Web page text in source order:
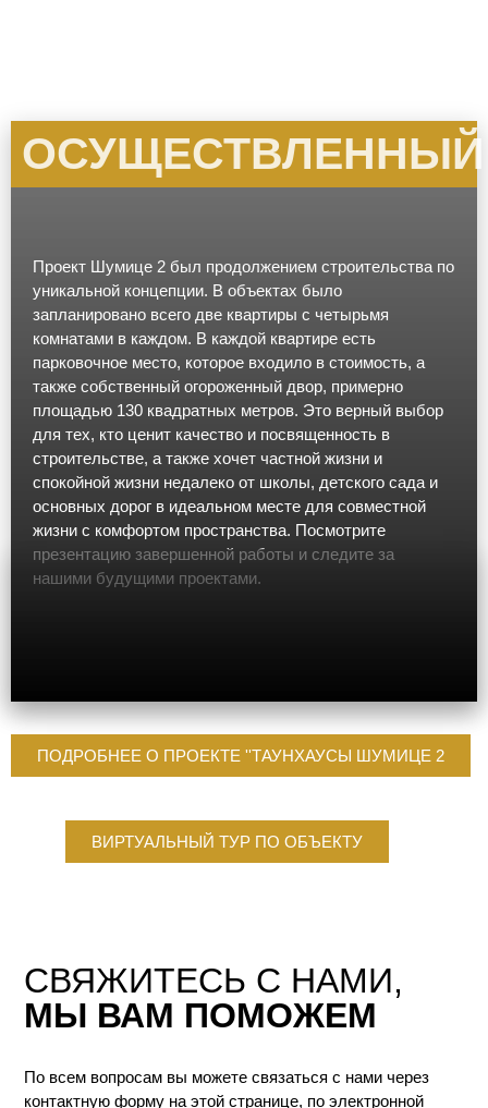
ОСУЩЕСТВЛЕННЫЙ
Проект Шумице 2 был продолжением строительства по
уникальной концепции. В объектах было
запланировано всего две квартиры с четырьмя
комнатами в каждом. В каждой квартире есть
парковочное место, которое входило в стоимость, а
также собственный огороженный двор, примерно
площадью 130 квадратных метров. Это верный выбор
для тех, кто ценит качество и посвященность в
строительстве, а также хочет частной жизни и
спокойной жизни недалеко от школы, детского сада и
основных дорог в идеальном месте для совместной
жизни с комфортом пространства. Посмотрите
презентацию завершенной работы и следите за
нашими будущими проектами.
ПОДРОБНЕЕ О ПРОЕКТЕ ''ТАУНХАУСЫ ШУМИЦЕ 2
ВИРТУАЛЬНЫЙ ТУР ПО ОБЪЕКТУ
СВЯЖИТЕСЬ С НАМИ,
МЫ ВАМ ПОМОЖЕМ
По всем вопросам вы можете связаться с нами через
контактную форму на этой странице, по электронной